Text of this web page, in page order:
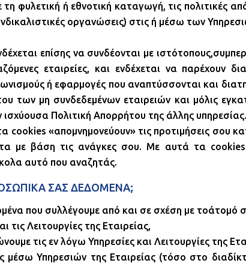
φυλετική ή εθνοτική καταγωγή, τις πολιτικές
οργανώσεις) στις ή μέσω των
επίσης να συνδέονται με
εταιρείες, και ενδέχεται να παρέχουν
ή εφαρμογές που αναπτύσσονται και
των μη συνδεδεμένων εταιρειών και μόλις
ισχύουσα Πολιτική Απορρήτου της άλλης υπηρεσίας.
cookies «απομνημονεύουν» τις προτιμήσεις
με βάση τις ανάγκες σου. Με αυτά τα cookies
αυτό που αναζητάς.
ΣΑΣ ΔΕΔΟΜΕΝΑ;
που συλλέγουμε από και σε σχέση με τοάτομό
τις Λειτουργίες της Εταιρείας,
τις εν λόγω Υπηρεσίες και Λειτουργίες της
μέσω Υπηρεσιών της Εταιρείας (τόσο στο